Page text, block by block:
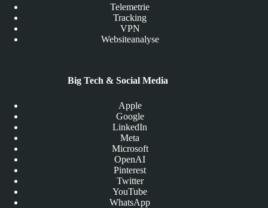
Telemetrie
Tracking
VPN
Websiteanalyse
Big Tech & Social Media
Apple
Google
LinkedIn
Meta
Microsoft
OpenAI
Pinterest
Twitter
YouTube
WhatsApp